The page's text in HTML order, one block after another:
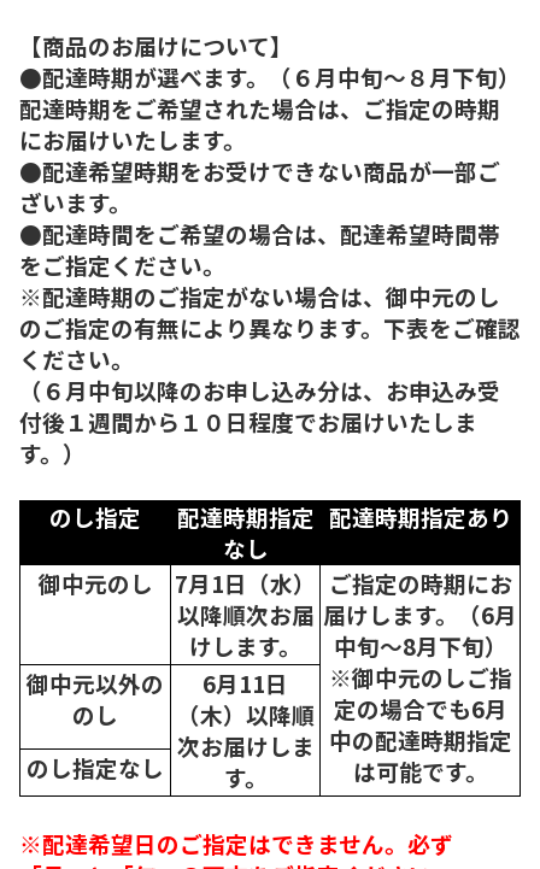
【商品のお届けについて】
●配達時期が選べます。（６月中旬～８月下旬）
配達時期をご希望された場合は、ご指定の時期
にお届けいたします。
●配達希望時期をお受けできない商品が一部ご
ざいます。
●配達時間をご希望の場合は、配達希望時間帯
をご指定ください。
※配達時期のご指定がない場合は、御中元のし
のご指定の有無により異なります。下表をご確認
ください。
（６月中旬以降のお申し込み分は、お申込み受
付後１週間から１０日程度でお届けいたしま
す。）
のし指定
配達時期指定
なし
配達時期指定あり
御中元のし
7月1日（水）
以降順次お届
けします。
ご指定の時期にお
届けします。（6月
中旬～8月下旬）
※御中元のしご指
定の場合でも6月
中の配達時期指定
は可能です。
御中元以外の
のし
6月11日
（木）以降順
次お届けしま
す。
のし指定なし
※配達希望日のご指定はできません。必ず